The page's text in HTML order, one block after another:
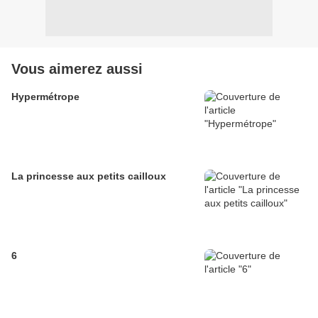
Vous aimerez aussi
Hypermétrope
La princesse aux petits cailloux
6